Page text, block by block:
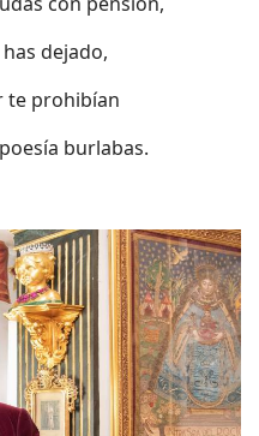
dejado,
te prohibían
burlabas.